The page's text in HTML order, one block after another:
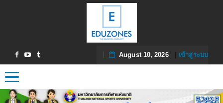
August 10, 2026| เข้าสู่ระบบ
Toggle navigation